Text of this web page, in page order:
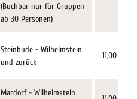
(Buchbar nur für Gruppen
ab 30 Personen)
Steinhude - Wilhelmstein
und zurück
11,00 €
Mardorf - Wilhelmstein